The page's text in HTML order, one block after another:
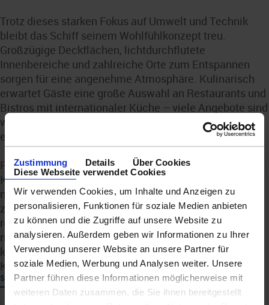
Zustimmung Details
Über Cookies
Diese Webseite verwendet Cookies
Wir verwenden Cookies, um Inhalte und Anzeigen zu
personalisieren, Funktionen für soziale Medien anbieten
zu können und die Zugriffe auf unsere Website zu
analysieren. Außerdem geben wir Informationen zu Ihrer
Verwendung unserer Website an unsere Partner für
soziale Medien, Werbung und Analysen weiter. Unsere
Partner führen diese Informationen möglicherweise mit
weiteren Daten zusammen, die Sie ihnen bereitgestellt
Trotz dieses starken Fokus auf Umwelt und Technik
bleibt das Schiff seinem Wohlfühlkonzept treu.
Großzügige Deckflächen, lichtdurchflutete
Innenbereiche und zahlreiche Orte zum Entspannen
sorgen für eine angenehme Atmosphäre. Kulinarisch
erwartet Gäste eine große Auswahl an Restaurants und
Bistros mit internationaler Küche – viele Angebote sind
wie gewohnt im Premium-Alles-Inklusive-Konzept
enthalten.
Fazit: Die Mein Schiff Flow verbindet modernes
Kreuzfahrterlebnis mit einem klaren Bekenntnis zu
mehr Nachhaltigkeit. Mit innovativer Umwelttechnik,
zukunftsfähigem Antrieb und einem konsequent
ressourcenschonenden Bordbetrieb steht sie für eine
neue, verantwortungsvollere Art zu reisen –
komfortabel, stilvoll und mit Blick auf die Zukunft der
Kreuzfahrt.
SCHIFF